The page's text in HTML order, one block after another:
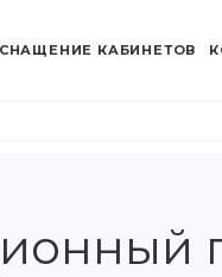
КАБИНЕТОВ